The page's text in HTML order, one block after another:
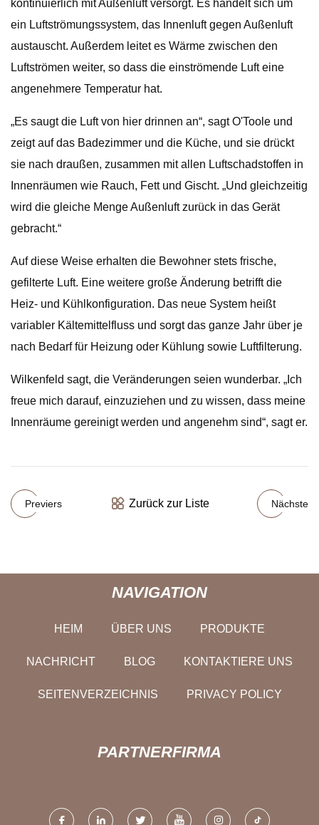
kontinuierlich mit Außenluft versorgt. Es handelt sich um
ein Luftströmungssystem, das Innenluft gegen Außenluft
austauscht. Außerdem leitet es Wärme zwischen den
Luftströmen weiter, so dass die einströmende Luft eine
angenehmere Temperatur hat.
„Es saugt die Luft von hier drinnen an“, sagt O'Toole und
zeigt auf das Badezimmer und die Küche, und sie drückt
sie nach draußen, zusammen mit allen Luftschadstoffen in
Innenräumen wie Rauch, Fett und Gischt. „Und gleichzeitig
wird die gleiche Menge Außenluft zurück in das Gerät
gebracht.“
Auf diese Weise erhalten die Bewohner stets frische,
gefilterte Luft. Eine weitere große Änderung betrifft die
Heiz- und Kühlkonfiguration. Das neue System heißt
variabler Kältemittelfluss und sorgt das ganze Jahr über je
nach Bedarf für Heizung oder Kühlung sowie Luftfilterung.
Wilkenfeld sagt, die Veränderungen seien wunderbar. „Ich
freue mich darauf, einzuziehen und zu wissen, dass meine
Innenräume gereinigt werden und angenehm sind“, sagt er.
Previers Zurück zur Liste Nächste
NAVIGATION
HEIM ÜBER UNS PRODUKTE
NACHRICHT BLOG KONTAKTIERE UNS
SEITENVERZEICHNIS PRIVACY POLICY
PARTNERFIRMA